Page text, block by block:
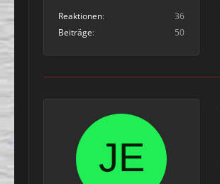
Reaktionen
36
Beiträge
50